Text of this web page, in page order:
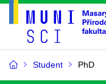
Student PhD